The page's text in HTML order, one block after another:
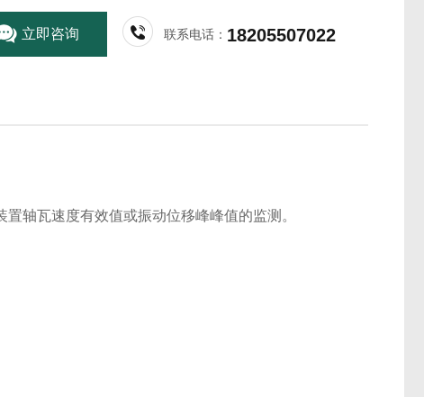
立即咨询 联系电话： 18205507022
轴瓦速度有效值或振动位移峰峰值的监测。